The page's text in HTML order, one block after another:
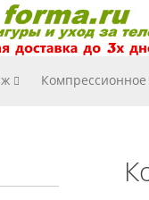
Компрессионное